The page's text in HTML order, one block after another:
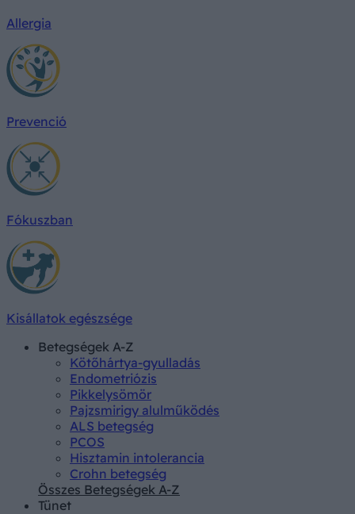
Allergia
Prevenció
Fókuszban
Kisállatok egészsége
Betegségek A-Z
Kötőhártya-gyulladás
Endometriózis
Pikkelysömör
Pajzsmirigy alulműködés
ALS betegség
PCOS
Hisztamin intolerancia
Crohn betegség
Összes Betegségek A-Z
Tünet